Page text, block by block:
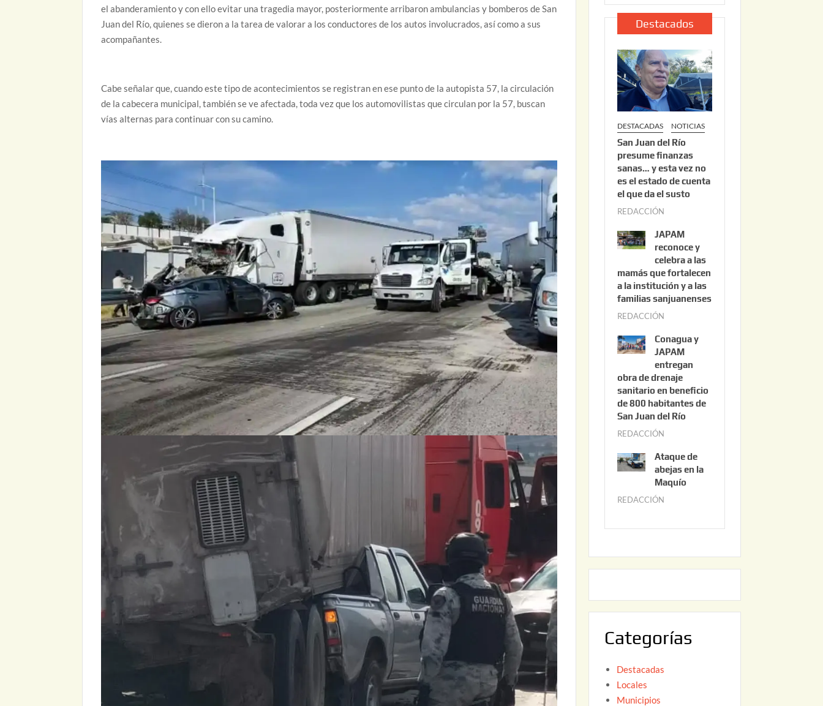
el abanderamiento y con ello evitar una tragedia mayor, posteriormente arribaron ambulancias y bomberos de San
Juan del Río, quienes se dieron a la tarea de valorar a los conductores de los autos involucrados, así como a sus
acompañantes.
Cabe señalar que, cuando este tipo de acontecimientos se registran en ese punto de la autopista 57, la circulación
de la cabecera municipal, también se ve afectada, toda vez que los automovilistas que circulan por la 57, buscan
vías alternas para continuar con su camino.
2
6
l
i
o
2
2
,
2
0
2
6
Destacados
DESTACADAS NOTICIAS
San Juan del Río
presume finanzas
sanas… y esta vez no
es el estado de cuenta
el que da el susto
REDACCIÓN
s
t
o
3
0
2
6
JAPAM
reconoce y
celebra a las
mamás que fortalecen
a la institución y a las
familias sanjuanenses
REDACCIÓN
n
i
o
3
0
0
2
6
Conagua y
JAPAM
entregan
obra de drenaje
sanitario en beneficio
de 800 habitantes de
San Juan del Río
REDACCIÓN
n
i
0
2
Ataque de
abejas en la
Maquío
REDACCIÓN
y
2
Categorías
Destacadas
Locales
Municipios